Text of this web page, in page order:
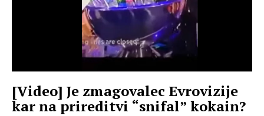
[Video] Je zmagovalec Evrovizije
kar na prireditvi “snifal” kokain?